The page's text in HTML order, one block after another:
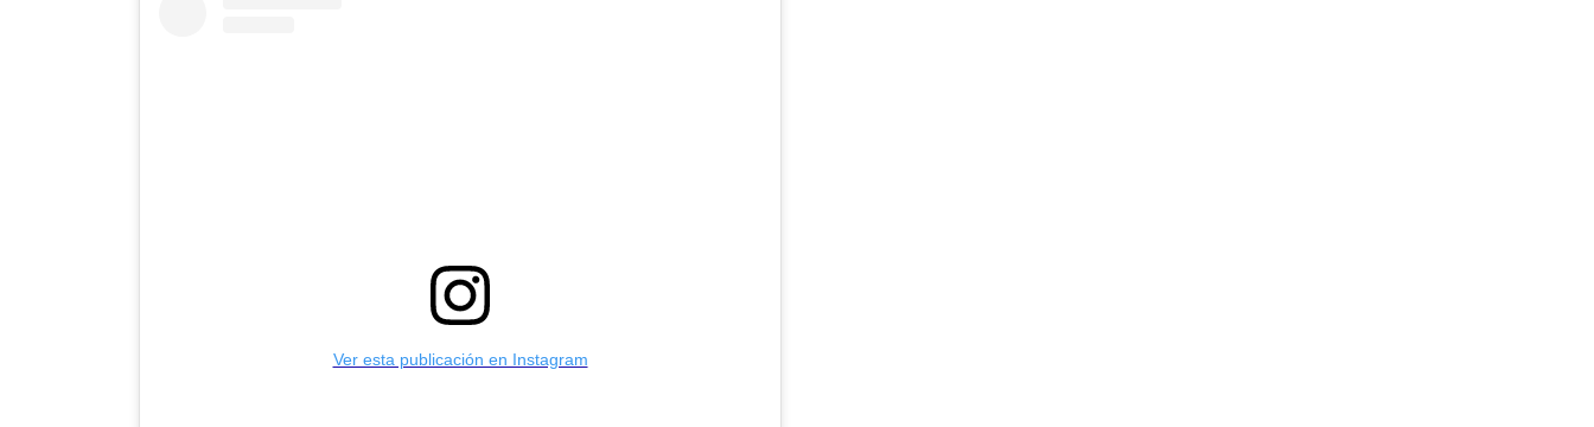
Ver esta publicación en Instagram